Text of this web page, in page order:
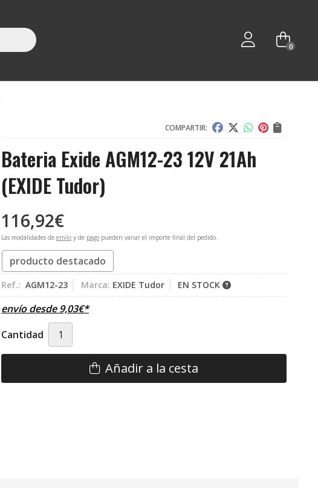
0
COMPARTIR:
Bateria Exide AGM12-23 12V 21Ah
(EXIDE Tudor)
116,92€
Las modalidades de envío y de pago pueden variar el importe final del pedido.
producto destacado
Ref.: AGM12-23 Marca: EXIDE Tudor EN STOCK
envío desde9,03€*
Cantidad
Añadir a la cesta